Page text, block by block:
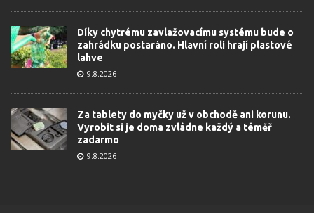
Díky chytrému zavlažovacímu systému bude o
zahrádku postaráno. Hlavní roli hrají plastové
lahve
9.8.2026
Za tablety do myčky už v obchodě ani korunu.
Vyrobit si je doma zvládne každý a téměř
zadarmo
9.8.2026